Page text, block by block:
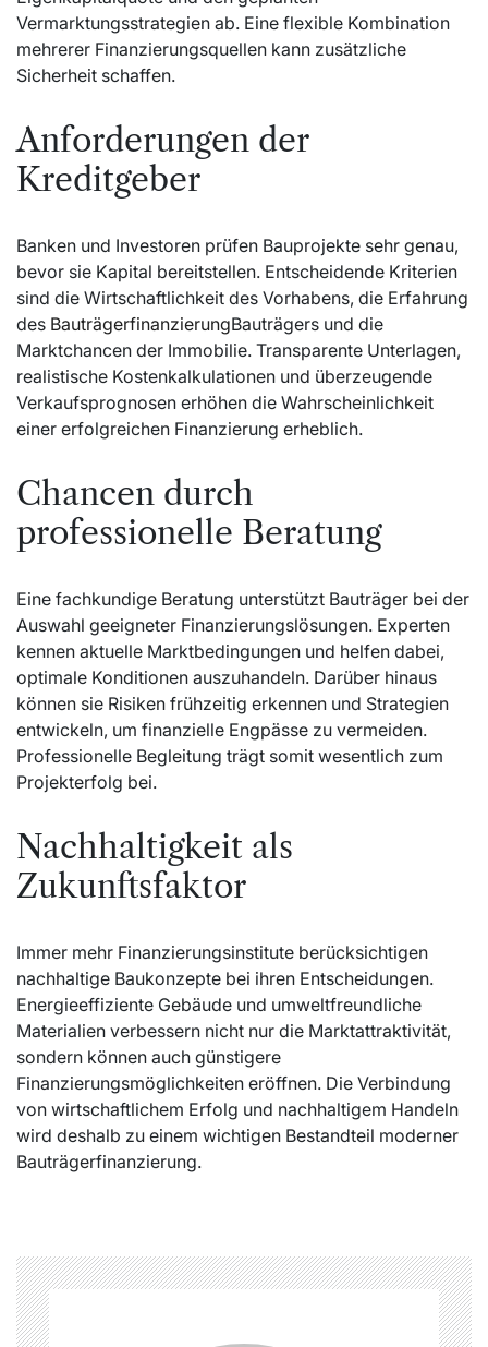
Vermarktungsstrategien ab. Eine flexible Kombination
mehrerer Finanzierungsquellen kann zusätzliche
Sicherheit schaffen.
Anforderungen der
Kreditgeber
Banken und Investoren prüfen Bauprojekte sehr genau,
bevor sie Kapital bereitstellen. Entscheidende Kriterien
sind die Wirtschaftlichkeit des Vorhabens, die Erfahrung
des BauträgerfinanzierungBauträgers und die
Marktchancen der Immobilie. Transparente Unterlagen,
realistische Kostenkalkulationen und überzeugende
Verkaufsprognosen erhöhen die Wahrscheinlichkeit
einer erfolgreichen Finanzierung erheblich.
Chancen durch
professionelle Beratung
Eine fachkundige Beratung unterstützt Bauträger bei der
Auswahl geeigneter Finanzierungslösungen. Experten
kennen aktuelle Marktbedingungen und helfen dabei,
optimale Konditionen auszuhandeln. Darüber hinaus
können sie Risiken frühzeitig erkennen und Strategien
entwickeln, um finanzielle Engpässe zu vermeiden.
Professionelle Begleitung trägt somit wesentlich zum
Projekterfolg bei.
Nachhaltigkeit als
Zukunftsfaktor
Immer mehr Finanzierungsinstitute berücksichtigen
nachhaltige Baukonzepte bei ihren Entscheidungen.
Energieeffiziente Gebäude und umweltfreundliche
Materialien verbessern nicht nur die Marktattraktivität,
sondern können auch günstigere
Finanzierungsmöglichkeiten eröffnen. Die Verbindung
von wirtschaftlichem Erfolg und nachhaltigem Handeln
wird deshalb zu einem wichtigen Bestandteil moderner
Bauträgerfinanzierung.